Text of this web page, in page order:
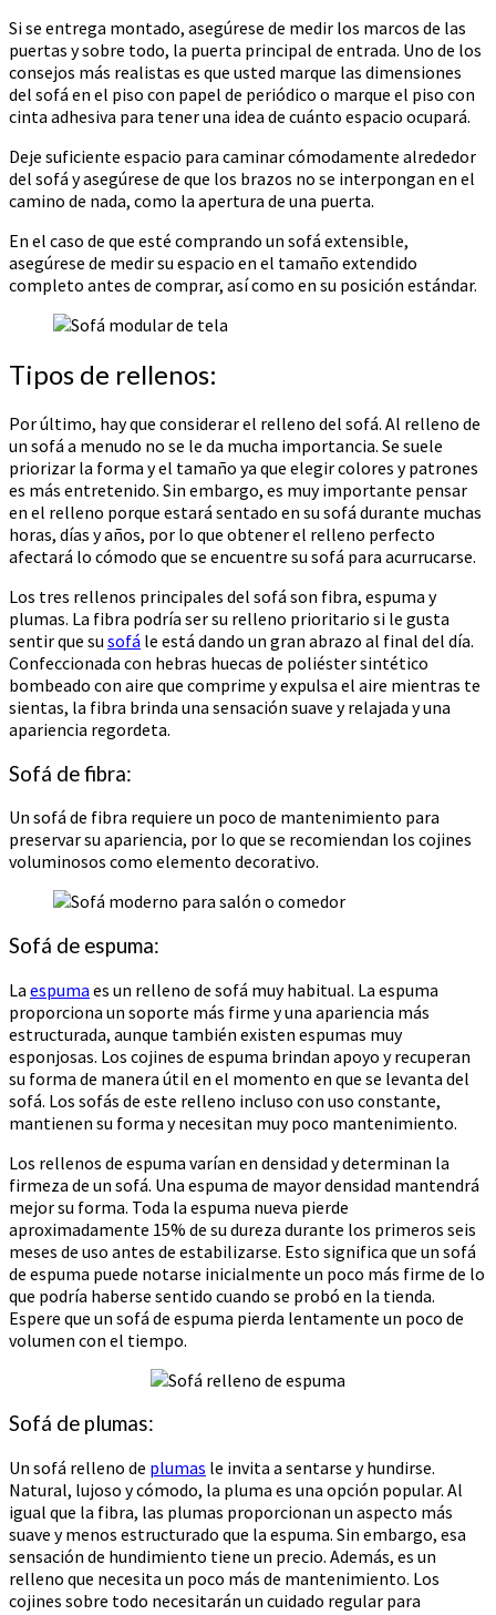
Si se entrega montado, asegúrese de medir los marcos de las
puertas y sobre todo, la puerta principal de entrada. Uno de los
consejos más realistas es que usted marque las dimensiones
del sofá en el piso con papel de periódico o marque el piso con
cinta adhesiva para tener una idea de cuánto espacio ocupará.
Deje suficiente espacio para caminar cómodamente alrededor
del sofá y asegúrese de que los brazos no se interpongan en el
camino de nada, como la apertura de una puerta.
En el caso de que esté comprando un sofá extensible,
asegúrese de medir su espacio en el tamaño extendido
completo antes de comprar, así como en su posición estándar.
Tipos de rellenos:
Por último, hay que considerar el relleno del sofá. Al relleno de
un sofá a menudo no se le da mucha importancia. Se suele
priorizar la forma y el tamaño ya que elegir colores y patrones
es más entretenido. Sin embargo, es muy importante pensar
en el relleno porque estará sentado en su sofá durante muchas
horas, días y años, por lo que obtener el relleno perfecto
afectará lo cómodo que se encuentre su sofá para acurrucarse.
Los tres rellenos principales del sofá son fibra, espuma y
plumas. La fibra podría ser su relleno prioritario si le gusta
sentir que su sofá le está dando un gran abrazo al final del día.
Confeccionada con hebras huecas de poliéster sintético
bombeado con aire que comprime y expulsa el aire mientras te
sientas, la fibra brinda una sensación suave y relajada y una
apariencia regordeta.
Sofá de fibra:
Un sofá de fibra requiere un poco de mantenimiento para
preservar su apariencia, por lo que se recomiendan los cojines
voluminosos como elemento decorativo.
Sofá de espuma:
La espuma es un relleno de sofá muy habitual. La espuma
proporciona un soporte más firme y una apariencia más
estructurada, aunque también existen espumas muy
esponjosas. Los cojines de espuma brindan apoyo y recuperan
su forma de manera útil en el momento en que se levanta del
sofá. Los sofás de este relleno incluso con uso constante,
mantienen su forma y necesitan muy poco mantenimiento.
Los rellenos de espuma varían en densidad y determinan la
firmeza de un sofá. Una espuma de mayor densidad mantendrá
mejor su forma. Toda la espuma nueva pierde
aproximadamente 15% de su dureza durante los primeros seis
meses de uso antes de estabilizarse. Esto significa que un sofá
de espuma puede notarse inicialmente un poco más firme de lo
que podría haberse sentido cuando se probó en la tienda.
Espere que un sofá de espuma pierda lentamente un poco de
volumen con el tiempo.
Sofá de plumas:
Un sofá relleno de plumas le invita a sentarse y hundirse.
Natural, lujoso y cómodo, la pluma es una opción popular. Al
igual que la fibra, las plumas proporcionan un aspecto más
suave y menos estructurado que la espuma. Sin embargo, esa
sensación de hundimiento tiene un precio. Además, es un
relleno que necesita un poco más de mantenimiento. Los
cojines sobre todo necesitarán un cuidado regular para